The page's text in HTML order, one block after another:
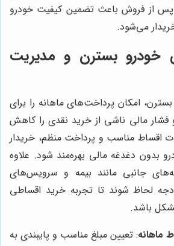
از فروش باعث تضمین کیفیت خودرو
می‌شود.
خودرو بسترن و مدیریت
امکان پرداخت‌های ماهانه را برای
فشار مالی ناشی از خرید نقدی را کاهش
اقساط مناسب و پرداخت منظم، خریدار
بدون دغدغه مالی بهره‌مند شود. علاوه
جانبی مانند بیمه و سرویس‌های
لحاظ شوند تا تجربه خرید اقساطی
باشد.
ماهانه: تعیین مبلغ مناسب و پایبندی به